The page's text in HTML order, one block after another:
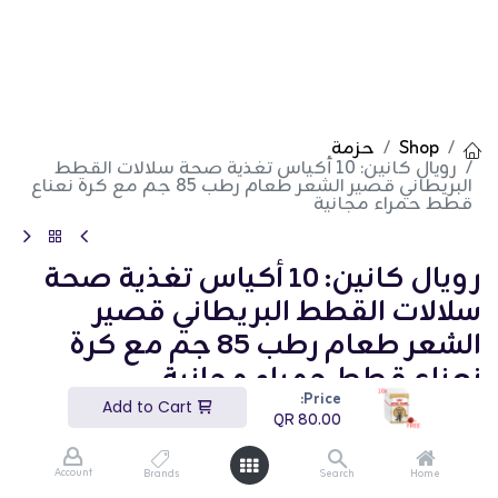
Price:
80.00
Home
Search
Brands
Account
Shop حزمة
رويال كانين: 10 أكياس تغذية صحة سلالات القطط
البريطاني قصير الشعر طعام رطب 85 جم مع كرة نعناع
قطط حمراء مجانية
رويال كانين: 10 أكياس تغذية صحة
سلالات القطط البريطاني قصير
الشعر طعام رطب 85 جم مع كرة
نعناع قطط حمراء مجانية
(تقييم 0)
80.00
QR